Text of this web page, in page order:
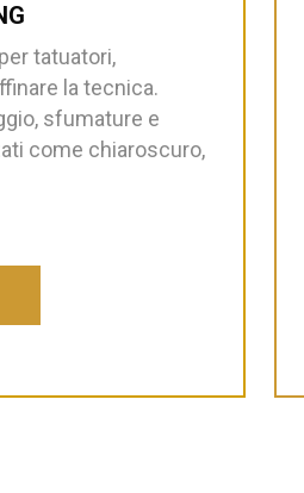
tatuatori,
la tecnica.
sfumature e
come chiaroscuro,